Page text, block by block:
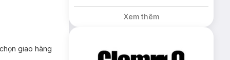
giao hàng
Xem thêm